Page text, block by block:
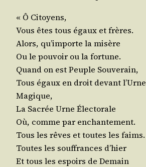
« Ô Citoyens,
Vous êtes tous égaux et frères.
Alors, qu’importe la misère
Ou le pou­voir ou la fortune.
Quand on est Peuple Souverain,
Tous égaux en droit devant l’Urne
Magique,
La Sacrée Urne Électorale
Où, comme par enchantement.
Tous les rêves et toutes les faims.
Toutes les souf­frances d’hier
Et tous les espoirs de Demain